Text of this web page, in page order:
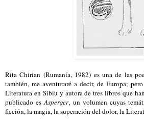
Rita Chirian (Rumanía, 1982) es una de las
también, me aventuraré a decir, de Europa;
Literatura en Sibiu y autora de tres libros que
publicado esAsperger, un volumen cuyas
ficción, la magia, la superación del dolor, la